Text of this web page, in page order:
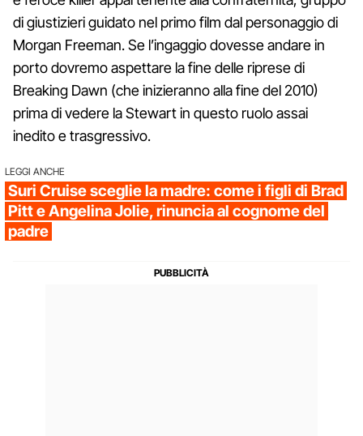
di giustizieri guidato nel primo film dal personaggio di
Morgan Freeman. Se l’ingaggio dovesse andare in
porto dovremo aspettare la fine delle riprese di
Breaking Dawn (che inizieranno alla fine del 2010)
prima di vedere la Stewart in questo ruolo assai
inedito e trasgressivo.
LEGGI ANCHE
Suri Cruise sceglie la madre: come i figli di Brad
Pitt e Angelina Jolie, rinuncia al cognome del
padre